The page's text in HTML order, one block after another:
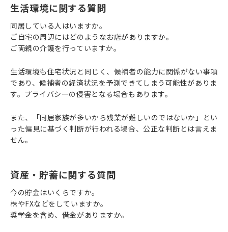
生活環境に関する質問
同居している人はいますか。
ご自宅の周辺にはどのようなお店がありますか。
ご両親の介護を行っていますか。
生活環境も住宅状況と同じく、候補者の能力に関係がない事項
であり、候補者の経済状況を予測できてしまう可能性がありま
す。プライバシーの侵害となる場合もあります。
また、「同居家族が多いから残業が難しいのではないか」とい
った偏見に基づく判断が行われる場合、公正な判断とは言えま
せん。
資産・貯蓄に関する質問
今の貯金はいくらですか。
株やFXなどをしていますか。
奨学金を含め、借金がありますか。